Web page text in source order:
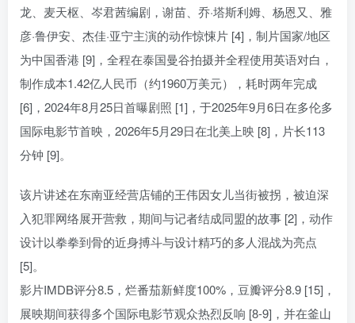
龙、麦天枢、岑君茜编剧，谢苗、乔·塔斯利姆、杨恩又、雅
彦·鲁伊安、杰佳·亚宁主演的动作惊悚片 [4]，制片国家/地区
为中国香港 [9]，全程在泰国曼谷拍摄并全程使用英语对白，
制作成本1.42亿人民币（约1960万美元），耗时两年完成
[6]，2024年8月25日首曝剧照 [1]，于2025年9月6日在多伦多
国际电影节首映，2026年5月29日在北美上映 [8]，片长113
分钟 [9]。
该片讲述在东南亚经营店铺的王伟因女儿当街被拐，被迫深
入犯罪网络展开营救，期间与记者结成同盟的故事 [2]，动作
设计以拳拳到骨的近身搏斗与设计精巧的多人混战为亮点
[5]。
影片IMDB评分8.5，烂番茄新鲜度100%，豆瓣评分8.9 [15]，
展映期间获得多个国际电影节观众热烈反响 [8-9]，并在釜山